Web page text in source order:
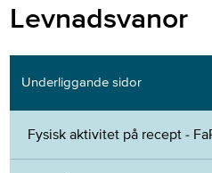
Levnadsvanor
Underliggande sidor
Fysisk aktivitet på recept -